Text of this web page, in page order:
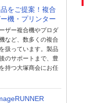
をご提案！複合
機・プリンター
ザー複合機やプロダ
など、数多くの複合
扱っています。製品
のサポートまで、豊
持つ大塚商会にお任